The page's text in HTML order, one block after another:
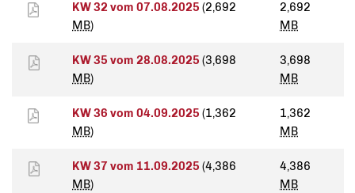
KW 32 vom 07.08.2025 (2,692
MB)
2,692
MB
KW 35 vom 28.08.2025 (3,698
MB)
3,698
MB
KW 36 vom 04.09.2025 (1,362
MB)
1,362
MB
KW 37 vom 11.09.2025 (4,386
MB)
4,386
MB